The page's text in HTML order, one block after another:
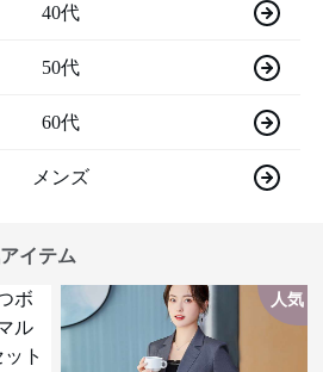
40代
50代
60代
メンズ
イテム
人気